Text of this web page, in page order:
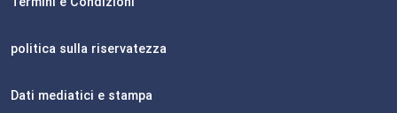
politica sulla riservatezza
Dati mediatici e stampa